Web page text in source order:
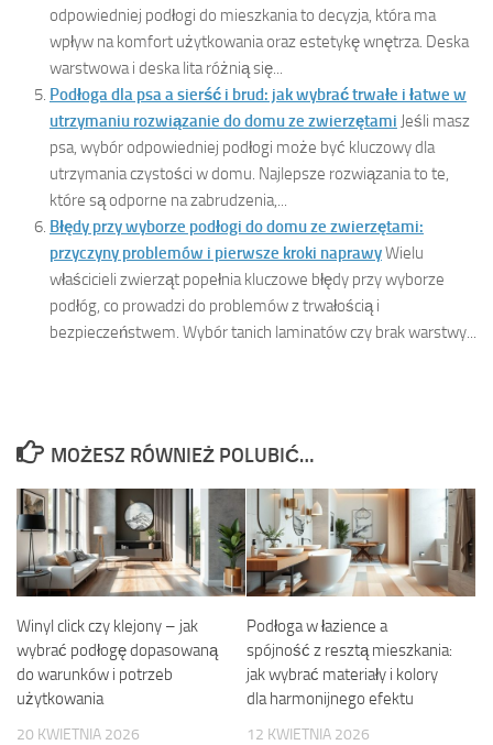
odpowiedniej podłogi do mieszkania to decyzja, która ma
wpływ na komfort użytkowania oraz estetykę wnętrza. Deska
warstwowa i deska lita różnią się...
Podłoga dla psa a sierść i brud: jak wybrać trwałe i łatwe w
utrzymaniu rozwiązanie do domu ze zwierzętami Jeśli masz
psa, wybór odpowiedniej podłogi może być kluczowy dla
utrzymania czystości w domu. Najlepsze rozwiązania to te,
które są odporne na zabrudzenia,...
Błędy przy wyborze podłogi do domu ze zwierzętami:
przyczyny problemów i pierwsze kroki naprawyWielu
właścicieli zwierząt popełnia kluczowe błędy przy wyborze
podłóg, co prowadzi do problemów z trwałością i
bezpieczeństwem. Wybór tanich laminatów czy brak warstwy...
MOŻESZ RÓWNIEŻ POLUBIĆ…
Winyl click czy klejony – jak
wybrać podłogę dopasowaną
do warunków i potrzeb
użytkowania
20 KWIETNIA 2026
Podłoga w łazience a
spójność z resztą mieszkania:
jak wybrać materiały i kolory
dla harmonijnego efektu
12 KWIETNIA 2026